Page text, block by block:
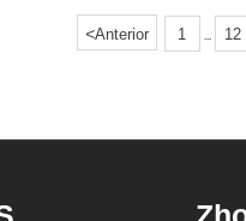
desarrollo
<Anterior 1 12